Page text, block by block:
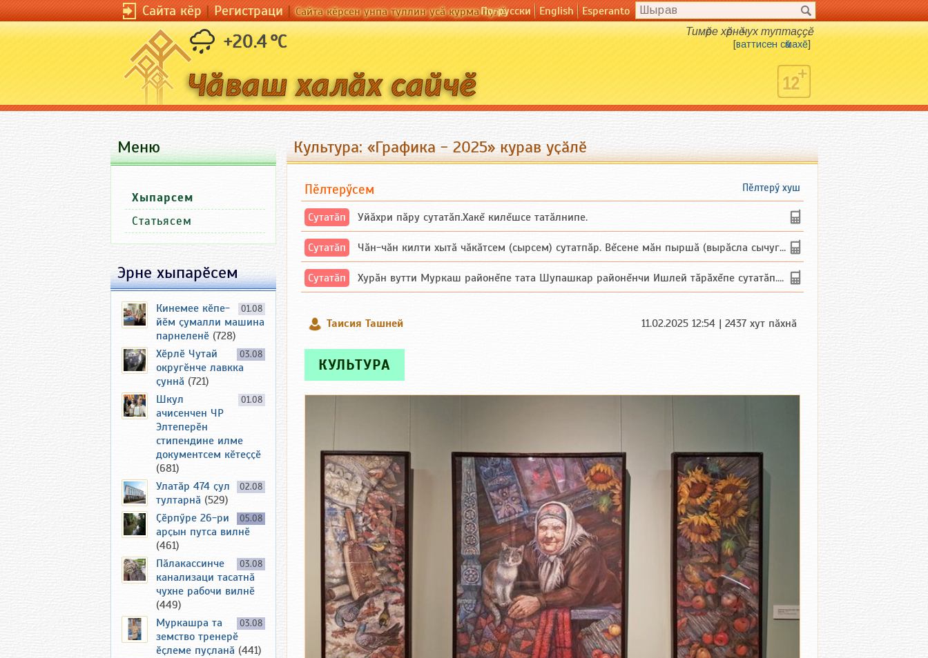
Сайта кӗр|Регистраци|Сайта кӗрсен унпа туллин усӑ курма пулӗПо-русски English Esperanto
+20.4 °C Тимӗре хӗрнӗ чух туптаҫҫӗ.
[ваттисен сӑмахӗ]
Культура: «Графика - 2025» курав уҫӑлӗ
Пӗлтерӳ хуш
Пӗлтерӳсем
Сутатӑп Уйăхри пăру сутатăп.Хакĕ килĕшсе татăлнипе.
Сутатӑп Чăн-чăн килти хытă чăкăтсем (сырсем) сутатпăр. Вĕсене мăн пыршă (вырăсла сычуг) ...
Сутатӑп Хурăн вутти Муркаш районĕпе тата Шупашкар районĕнчи Ишлей тăрăхĕпе сутатăп. Ха...
Таисия Ташней 11.02.2025 12:54 | 2437 хут пӑхнӑ
КУЛЬТУРА
Меню
Хыпарсем
Статьясем
Эрне хыпарӗсем
01.08
Кинемее кӗпе-
йӗм ҫумалли машина
парнеленӗ (728)
03.08
Хӗрлӗ Чутай
округӗнче лавкка
ҫуннӑ (721)
01.08
Шкул
ачисенчен ЧР
Элтеперӗн
стипендине илме
документсем кӗтеҫҫӗ
(681)
02.08
Улатӑр 474 ҫул
тултарнӑ (529)
05.08
Ҫӗрпӳре 26-ри
арҫын путса вилнӗ
(461)
03.08
Пӑлакассинче
канализаци тасатнӑ
чухне рабочи вилнӗ
(449)
03.08
Муркашра та
земство тренерӗ
ӗҫлеме пуҫланӑ (441)